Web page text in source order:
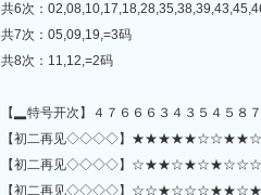
共6次：
共7次：05,09,19,=3码
共8次：11,12,=2码
【▂特号开次】４７６６６３４３５４５８
【初二再见◇◇◇◇】
【初二再见◇◇◇◇】
【初二再见◇◇◇◇】